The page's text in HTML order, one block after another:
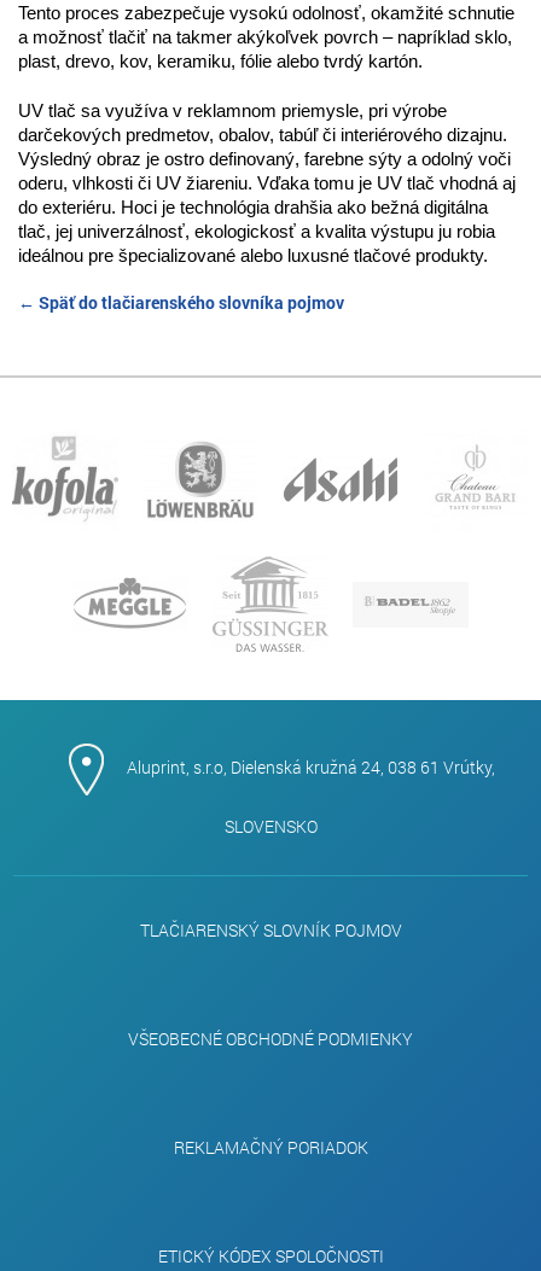
Tento proces zabezpečuje vysokú odolnosť, okamžité schnutie
a možnosť tlačiť na takmer akýkoľvek povrch – napríklad sklo,
plast, drevo, kov, keramiku, fólie alebo tvrdý kartón.
UV tlač sa využíva v reklamnom priemysle, pri výrobe
darčekových predmetov, obalov, tabúľ či interiérového dizajnu.
Výsledný obraz je ostro definovaný, farebne sýty a odolný voči
oderu, vlhkosti či UV žiareniu. Vďaka tomu je UV tlač vhodná aj
do exteriéru. Hoci je technológia drahšia ako bežná digitálna
tlač, jej univerzálnosť, ekologickosť a kvalita výstupu ju robia
ideálnou pre špecializované alebo luxusné tlačové produkty.
← Späť do tlačiarenského slovníka pojmov
Aluprint, s.r.o, Dielenská kružná 24, 038 61 Vrútky,
SLOVENSKO
TLAČIARENSKÝ SLOVNÍK POJMOV
VŠEOBECNÉ OBCHODNÉ PODMIENKY
REKLAMAČNÝ PORIADOK
ETICKÝ KÓDEX SPOLOČNOSTI